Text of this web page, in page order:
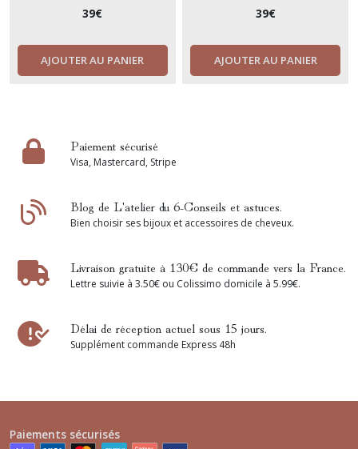
39€
AJOUTER AU PANIER
39€
AJOUTER AU PANIER
Paiement sécurisé
Visa, Mastercard, Stripe
Blog de L'atelier du 6-Conseils et astuces.
Bien choisir ses bijoux et accessoires de cheveux.
Livraison gratuite à 130€ de commande vers la France.
Lettre suivie à 3.50€ ou Colissimo domicile à 5.99€.
Délai de réception actuel sous 15 jours.
Supplément commande Express 48h
Paiements sécurisés